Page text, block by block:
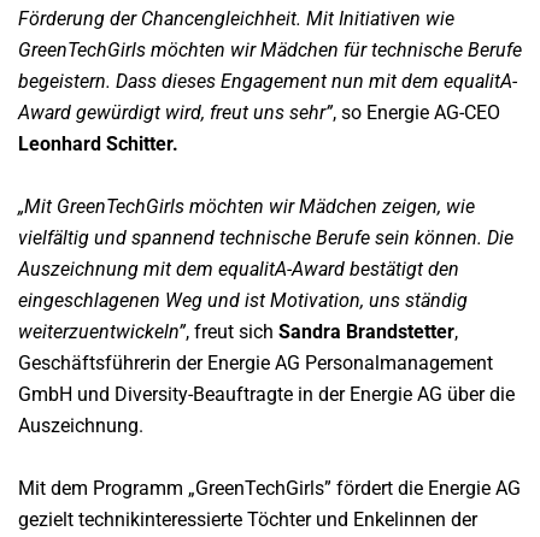
Förderung der Chancengleichheit. Mit Initiativen wie
GreenTechGirls möchten wir Mädchen für technische Berufe
begeistern. Dass dieses Engagement nun mit dem equalitA-
Award gewürdigt wird, freut uns sehr”, so Energie AG-CEO
Leonhard Schitter.
„Mit GreenTechGirls möchten wir Mädchen zeigen, wie
vielfältig und spannend technische Berufe sein können. Die
Auszeichnung mit dem equalitA-Award bestätigt den
eingeschlagenen Weg und ist Motivation, uns ständig
weiterzuentwickeln”, freut sich Sandra Brandstetter,
Geschäftsführerin der Energie AG Personalmanagement
GmbH und Diversity-Beauftragte in der Energie AG über die
Auszeichnung.
Mit dem Programm „GreenTechGirls” fördert die Energie AG
gezielt technikinteressierte Töchter und Enkelinnen der